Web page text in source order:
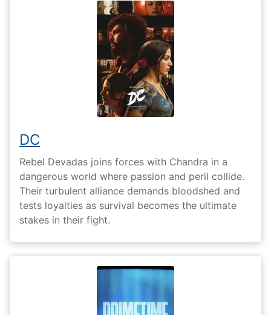
DC
Rebel Devadas joins forces with Chandra in a
dangerous world where passion and peril collide.
Their turbulent alliance demands bloodshed and
tests loyalties as survival becomes the ultimate
stakes in their fight.